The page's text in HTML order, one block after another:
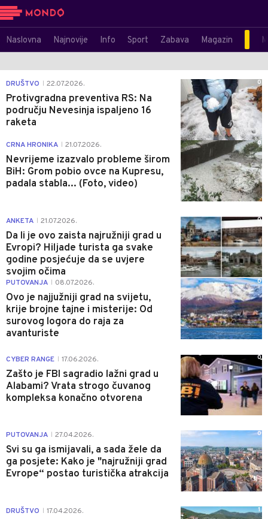
Naslovna Najnovije Info Sport Zabava Magazin
DRUŠTVO 22.07.2026.
Protivgradna preventiva RS: Na
području Nevesinja ispaljeno 16
raketa
0
CRNA HRONIKA 21.07.2026.
Nevrijeme izazvalo probleme širom
BiH: Grom pobio ovce na Kupresu,
padala stabla... (Foto, video)
0
ANKETA 21.07.2026.
Da li je ovo zaista najružniji grad u
Evropi? Hiljade turista ga svake
godine posjećuje da se uvjere
svojim očima
0
PUTOVANJA 08.07.2026.
Ovo je najjužniji grad na svijetu,
krije brojne tajne i misterije: Od
surovog logora do raja za
avanturiste
0
CYBER RANGE 17.06.2026.
Zašto je FBI sagradio lažni grad u
Alabami? Vrata strogo čuvanog
kompleksa konačno otvorena
0
PUTOVANJA 27.04.2026.
Svi su ga ismijavali, a sada žele da
ga posjete: Kako je "najružniji grad
Evrope“ postao turistička atrakcija
0
DRUŠTVO 17.04.2026. 1